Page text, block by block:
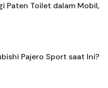
Paten Toilet dalam Mobil,
Pajero Sport saat Ini?